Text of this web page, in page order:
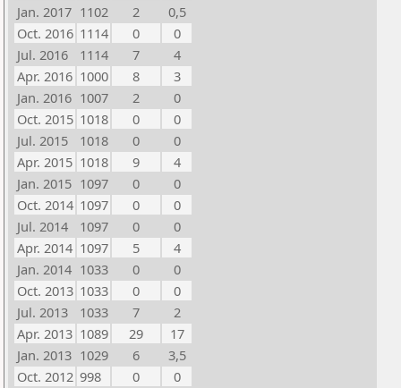
Jan. 2017 1102 2
0,5
Oct. 2016 1114 0
0
Jul. 2016
1114 7
4
Apr. 2016 1000 8
3
Jan. 2016 1007 2
0
Oct. 2015 1018 0
0
Jul. 2015
1018 0
0
Apr. 2015 1018 9
4
Jan. 2015 1097 0
0
Oct. 2014 1097 0
0
Jul. 2014
1097 0
0
Apr. 2014 1097 5
4
Jan. 2014 1033 0
0
Oct. 2013 1033 0
0
Jul. 2013
1033 7
2
Apr. 2013 1089 29
17
Jan. 2013 1029 6
3,5
Oct. 2012 998 0
0